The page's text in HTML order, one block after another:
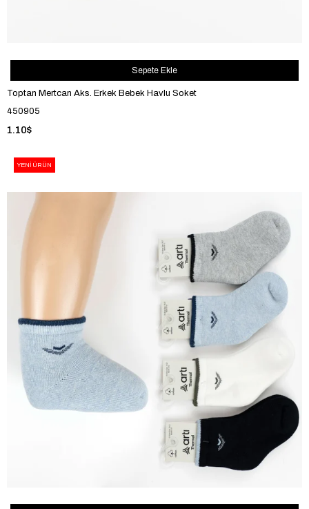
Toptan Mertcan Aks. Erkek Bebek Havlu Soket
450905
1.10$
Sepete Ekle
YENI ÜRÜN